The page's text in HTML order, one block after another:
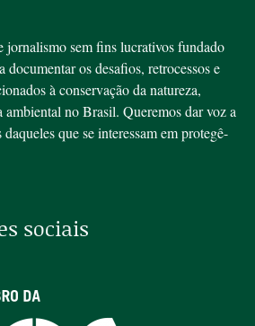
jornalismo sem fins lucrativos fundado
documentar os desafios, retrocessos e
à conservação da natureza,
no Brasil. Queremos dar voz a
que se interessam em protegê-
sociais